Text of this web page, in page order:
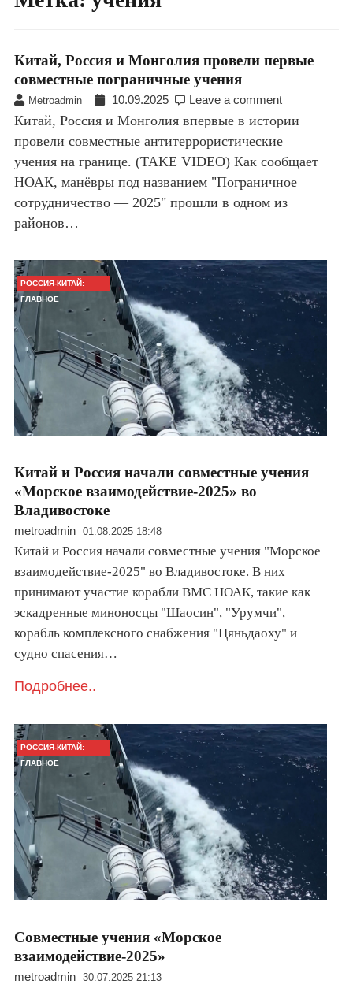
Китай, Россия и Монголия провели первые
совместные пограничные учения
Metroadmin 10.09.2025 Leave a comment
Китай, Россия и Монголия впервые в истории
провели совместные антитеррористические
учения на границе. (TAKE VIDEO) Как сообщает
НОАК, манёвры под названием "Пограничное
сотрудничество — 2025" прошли в одном из
районов…
РОССИЯ-КИТАЙ:
ГЛАВНОЕ
Китай и Россия начали совместные учения
«Морское взаимодействие-2025» во
Владивостоке
metroadmin 01.08.2025 18:48
Китай и Россия начали совместные учения "Морское
взаимодействие-2025" во Владивостоке. В них
принимают участие корабли ВМС НОАК, такие как
эскадренные миноносцы "Шаосин", "Урумчи",
корабль комплексного снабжения "Цяньдаоху" и
судно спасения…
Подробнее..
РОССИЯ-КИТАЙ:
ГЛАВНОЕ
Совместные учения «Морское
взаимодействие-2025»
metroadmin 30.07.2025 21:13